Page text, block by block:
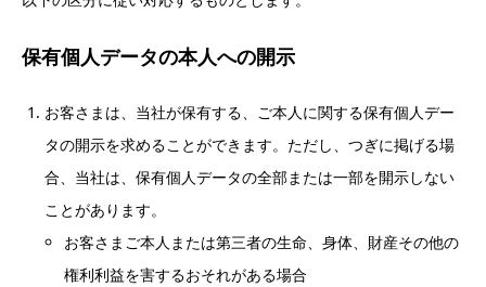
保有個人データの本人への開示
お客さまは、当社が保有する、ご本人に関する保有個人デー
タの開示を求めることができます。ただし、つぎに掲げる場
合、当社は、保有個人データの全部または一部を開示しない
ことがあります。
お客さまご本人または第三者の生命、身体、財産その他の
権利利益を害するおそれがある場合